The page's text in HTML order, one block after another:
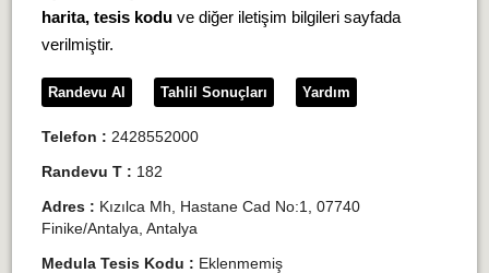
harita, tesis koduve diğer iletişim bilgileri sayfada
verilmiştir.
Randevu Al Tahlil Sonuçları Yardım
Telefon : 2428552000
Randevu T : 182
Adres : Kızılca Mh, Hastane Cad No:1, 07740
Finike/Antalya, Antalya
Medula Tesis Kodu : Eklenmemiş